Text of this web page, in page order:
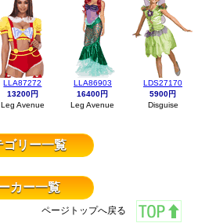
LLA87272
13200円
Leg Avenue
LLA86903
16400円
Leg Avenue
LDS27170
5900円
Disguise
ゴリー一覧
カー一覧
ページトップへ戻る